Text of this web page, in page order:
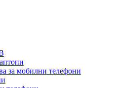
за мобилни телефони